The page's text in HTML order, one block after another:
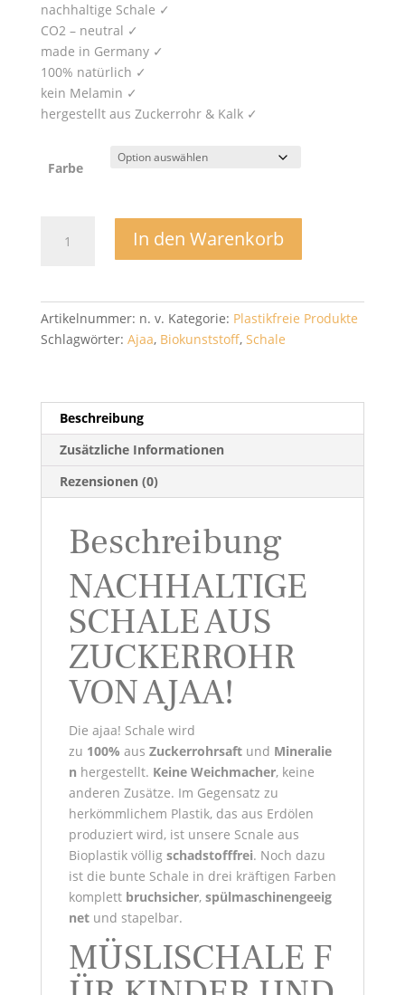
nachhaltige Schale ✓
CO2 – neutral ✓
made in Germany ✓
100% natürlich ✓
kein Melamin ✓
hergestellt aus Zuckerrohr & Kalk ✓
Farbe
Schale
In den Warenkorb
Artikelnummer: n. v. Kategorie: Plastikfreie Produkte
Schlagwörter: Ajaa, Biokunststoff, Schale
Beschreibung
Zusätzliche Informationen
Rezensionen (0)
Beschreibung
NACHHALTIGE
SCHALE AUS
ZUCKERROHR
VON AJAA!
Die ajaa! Schale wird
zu 100% aus Zuckerrohrsaftund Mineralie
n hergestellt. Keine Weichmacher, keine
anderen Zusätze. Im Gegensatz zu
herkömmlichem Plastik, das aus Erdölen
produziert wird, ist unsere Scnale aus
Bioplastik völlig schadstofffrei. Noch dazu
ist die bunte Schale in drei kräftigen Farben
komplett bruchsicher, spülmaschinengeeig
netund stapelbar.
MÜSLISCHALE F